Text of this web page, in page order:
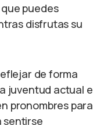
puedes
disfrutas su
de forma
juventud actual e
pronombres para
sentirse